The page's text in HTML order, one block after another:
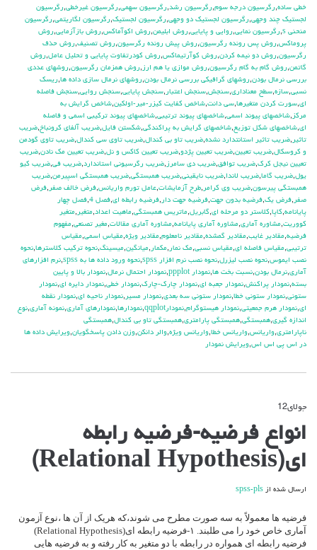
خطي ساده,رگرسيون درجه سوم,رگرسيون رشد,رگرسيون سهمي,رگرسيون غيرخطي,رگرسيون
لجستيك چند وجهي,رگرسيون لجستيك دو وجهي,رگرسيون لجستيک,رگرسيون لگاريتمي,رگرسيون
منحني s
,رگرسيون نمايي,روايي و پايايي,روش ابليمن,روش اكوآماكس,روش بازآزمايي,روش
پروماكس,روش پس رونده رگرسيون,روش پيش رونده رگرسيون,روش تصنيف,روش حذف
رگرسيون,روش دو نيمه كردن,روش كوآرتيماكس,روش كودرتفاوت پايايي و تحليل عامل,روش
گاتمن,روش گام به گام رگرسيون,روش موازي يا هم ارز ,روش همزمان رگرسيون,روشهاي عددي
بررسي نرمال بودن,روشهاي گرافيكي بررسي نرمال بودن,روشهاي نرمال سازي داده ها,ريسك
نسبي,سازه,سطح معناداري,سنجش,سنجش اعتبار ,سنجش پايايي,سنجش روايي,سنجش فاصله
اي,سورت كردن متغيرها,سي دانت,شاخص كفايت كيزر-مير-اولكين,شاخص گرايش به
مركز ,شاخصهاي پيوند اسمي,شاخصهاي پيوند ترتيبي,شاخصهاي پيوند تركيبي اسمي و فاصله
اي,شاخصهاي شكل توزيع,شاخصهاي گرايش به پراكندگي,شكستن فايل,ضريب آلفاي کرونباخ,ضريب
تاثير ,ضريب تاثير استانتدارد نشده,ضريب تاو بي كندال,ضريب تاوي سي كندال,ضريب تاوي گودمن
و كروسكال,ضريب تعيين,ضريب تعيين پژدو,ضريب تعيين كاكس و نل,ضريب تعيين مك نادن,ضريب
تعيين نيجل كرك,ضريب توافق,ضريب دي سامرز ,ضريب رگرسيوني استاندارد,ضريب في,ضريب كيو
يول,ضريب گاما,ضريب لاندا,ضريب نايقيني,ضريب همبستگي,ضريب همبستگي اسپيرمن,ضريب
همبستگي پيرسون,ضريب وي كرامر ,طرح آزمايشات,عامل تورم واريانس,فرض خالف صفر ,فرض
صفر ,فرض يك,فرضيه بدون جهت,فرضيه جهت دار ,فرضيه رابطه اي,فصل 4 ,فصل چهار
پايانامه,كاپا,كلاستر دو مرحله اي,گابريل,ماتريس همبستگي,ماهيت اعداد,متغير ,متغير
كووريت,مشاوره آماري,مشاوره آماري پايانامه,مشاوره آماري مقالات,مغير تصنعي,مفهوم
فرضيه,مقادير غايب,مقادير گمشده,مقادير نامعلوم,مقادير ويژه,مقياس اسمي,مقياس
ترتيبي,مقياس فاصله اي,مقياس نسبي,مك نمار ,مكمار ,ميانگين,ميسينگ,نحوه تركيب كلاسترها,نحوه
نصب ايموس,نحوه نصب ليزرل,نحوه نصب نرم افزار spss ,نحوه ورود داده ها به spss ,نرم افزارهاي
آماري,نرمال بودن,نسبت بخت ها,نمودار ppplot ,نمودار احتمال نرمال,نمودار بالا و پايين
بسته,نمودار پراكنش,نمودار جعبه اي,نمودار چارك-چارك,نمودار خطي,نمودار دايره اي,نمودار
ستوني,نمودار ستوني خطا,نمودار ستوني سه بعدي,نمودار مسير ,نمودار ناحيه اي,نمودار نقطه
اي,نمودار هرم جمعيتي,نمودار هيستوگرام,نمودارqqplot ,نمودارها,نمودارهاي آماري,نمونه آماري,نوع
اندازه گيري,همبستگي,همبستگي پارامتري,همبستگي تاو بي کندال,همبستگي
ناپارامتري,واريانس,واريانس خطا,واريانس ويژه,والر دانكن,وزن دادن پاسخگويان,ويرايش داده ها
در اس پي اس اس,ويرايش نمودار
جولای12
انواع
فرضیه-
فرضیه
رابطه
Hypothesis)
انواع فرضیه-فرضیه رابطه
ای(Relational Hypothesis)
ارسال شده از spss-pls
فرضیه ها معمولاً به سه صورت مطرح می شوند،که هریک از آن ها ،نوع آزمون
آماری خاص خود را می طلبند. ۱-فرضیه رابطه ای(Relational Hypothesis)
فرضیه رابطه ای همواره در رابطه با دو متغیر به کار رفته و به فرضیه هایی